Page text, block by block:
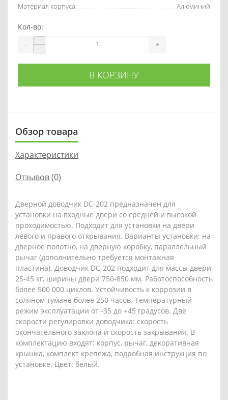
Материал корпуса:
Алюминий
Кол-во:
- +
В КОРЗИНУ
Обзор товара
Характеристики
Отзывов (0)
Дверной доводчик DC-202 предназначен для
установки на входные двери со средней и высокой
проходимостью. Подходит для установки на двери
левого и правого открывания. Варианты установки: на
дверное полотно, на дверную коробку, параллельный
рычаг (дополнительно требуется монтажная
пластина). Доводчик DC-202 подходит для массы двери
25-45 кг, ширины двери 750-850 мм. Работоспособность
более 500 000 циклов. Устойчивость к коррозии в
соляном тумане более 250 часов. Температурный
режим эксплуатации от -35 до +45 градусов. Две
скорости регулировки доводчика: скорость
окончательного захлопа и скорость закрывания. В
комплектацию входят: корпус, рычаг, декоративная
крышка, комплект крепежа, подробная инструкция по
установке. Цвет: белый.